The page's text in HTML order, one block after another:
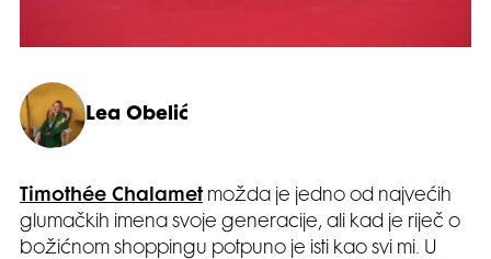
Lea Obelić
Timothée Chalametmožda je jedno od najvećih
glumačkih imena svoje generacije, ali kad je riječ o
božićnom shoppingu potpuno je isti kao svi mi. U